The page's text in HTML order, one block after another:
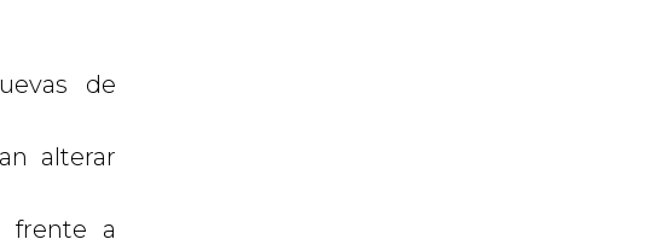
de
alterar
frente a